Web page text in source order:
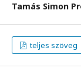
Tamás Simon
teljes szöveg